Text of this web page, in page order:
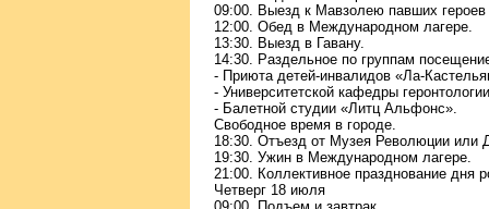
09:00. Выезд к Мавзолею павших героев
12:00. Обед в Международном лагере.
13:30. Выезд в Гавану.
14:30. Раздельное по группам
- Приюта детей-инвалидов «Ла-
- Университетской кафедры геронтологии
- Балетной студии «Литц Альфонс».
Свободное время в городе.
18:30. Отъезд от Музея Революции или
19:30. Ужин в Международном лагере.
21:00. Коллективное празднование дня
Четверг 18 июля